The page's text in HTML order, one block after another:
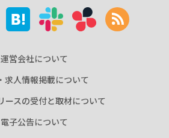
運営会社について
求人情報掲載について
ースの受付と取材について
電子公告について